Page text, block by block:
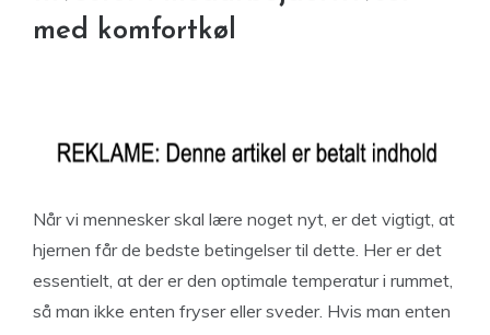
med komfortkøl
Når vi mennesker skal lære noget nyt, er det vigtigt, at
hjernen får de bedste betingelser til dette. Her er det
essentielt, at der er den optimale temperatur i rummet,
så man ikke enten fryser eller sveder. Hvis man enten